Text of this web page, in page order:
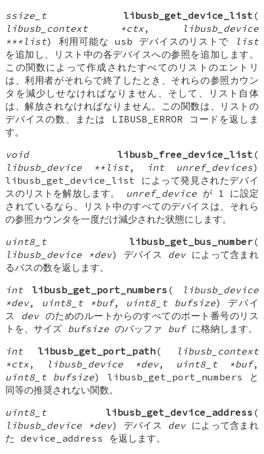
ssize_t
libusb_get_device_list (
libusb_context *ctx,
libusb_device
***list) 利用可能な usb デバイスのリストで
list
を追加し、リスト中の各デバイスへの参照を追加します。
この関数によって作成されたすべてのリストのエントリ
は、利用者がそれらで終了したとき、それらの参照カウン
タを減少しせなければなりません、そして、リスト自体
は、解放されなければなりません。この関数は、リストの
デバイスの数、または LIBUSB_ERROR コードを返しま
す。
void
libusb_free_device_list (
libusb_device **list, int unref_devices)
libusb_get_device_list によって発見されたデバイ
スのリストを解放します。 unref_deviceが 1 に設定
されているなら、リスト中のすべてのデバイスは、それら
の参照カウンタを一度だけ減少された状態にします。
uint8_t
libusb_get_bus_number(
libusb_device *dev) デバイス devによって含まれ
るバスの数を返します。
int
libusb_get_port_numbers (
libusb_device
*dev, uint8_t *buf, uint8_t bufsize) デバイ
ス devのためのルートからのすべてのポート番号のリス
トを、サイズ bufsize のバッファ bufに格納します。
int
libusb_get_port_path(
libusb_context
*ctx, libusb_device *dev, uint8_t *buf,
uint8_t bufsize) libusb_get_port_numbers と
同等の推奨されない関数。
uint8_t
libusb_get_device_address (
libusb_device *dev) デバイス devによって含まれ
た device_address を返します。